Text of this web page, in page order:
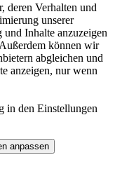
deren Verhalten und
unserer
und Inhalte anzuzeigen
können wir
abgleichen und
anzeigen, nur wenn
in den Einstellungen
anpassen